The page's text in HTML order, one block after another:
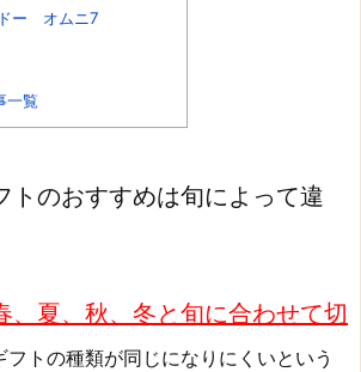
ー オムニ7
一覧
トのおすすめは旬によって違
、夏、秋、冬と旬に合わせて切
フトの種類が同じになりにくいという